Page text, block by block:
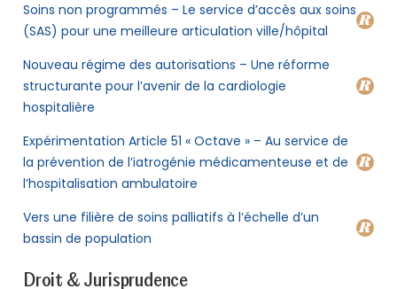
Soins non programmés – Le service d’accès aux soins
(SAS) pour une meilleure articulation ville/hôpital
Nouveau régime des autorisations – Une réforme
structurante pour l’avenir de la cardiologie
hospitalière
Expérimentation Article 51 « Octave » – Au service de
la prévention de l’iatrogénie médicamenteuse et de
l’hospitalisation ambulatoire
Vers une filière de soins palliatifs à l’échelle d’un
bassin de population
Droit & Jurisprudence